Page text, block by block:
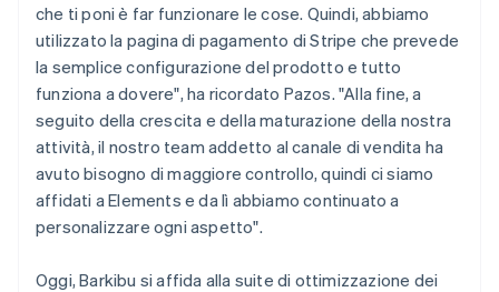
che ti poni è far funzionare le cose. Quindi, abbiamo
utilizzato la pagina di pagamento di Stripe che prevede
la semplice configurazione del prodotto e tutto
funziona a dovere", ha ricordato Pazos. "Alla fine, a
seguito della crescita e della maturazione della nostra
attività, il nostro team addetto al canale di vendita ha
avuto bisogno di maggiore controllo, quindi ci siamo
affidati a Elements e da lì abbiamo continuato a
personalizzare ogni aspetto".
Oggi, Barkibu si affida alla suite di ottimizzazione dei